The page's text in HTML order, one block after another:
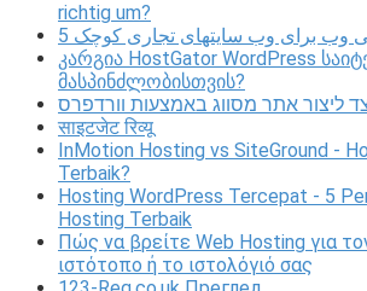
richtig um?
وب برای وب سایتهای تجاری کوچک
კარგია HostGator WordPress
მასპინძლობისთვის?
साइटजेट रिव्यू
InMotion Hosting vs SiteGround -
Terbaik?
Hosting WordPress Tercepat - 5
Hosting Terbaik
Πώς να βρείτε Web Hosting για
ιστότοπο ή το ιστολόγιό σας